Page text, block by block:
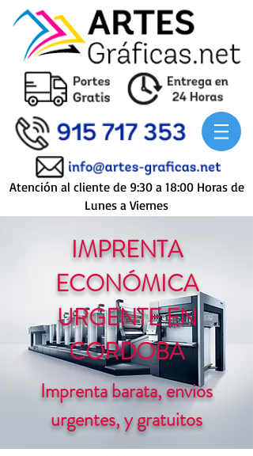
Atención al cliente de 9:30 a 18:00 Horas de
Lunes a Viernes
IMPRENTA
ECONÓMICA
URGENTE EN
CORDOBA
Imprenta barata, envios
urgentes, y gratuitos